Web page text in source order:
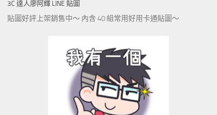
3C 達人廖阿輝 LINE 貼圖
貼圖好評上架銷售中～ 內含 40 組常用好用卡通貼圖～